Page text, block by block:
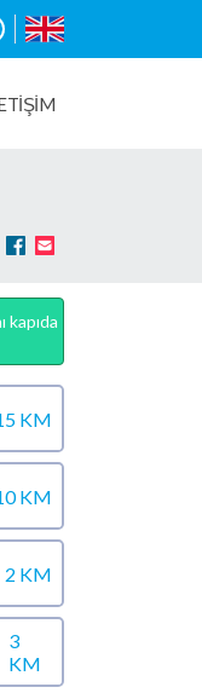
kapıda
KM
KM
2 KM
3
KM